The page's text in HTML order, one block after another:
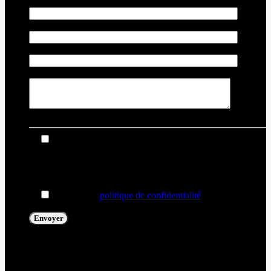
politique de confidentialité